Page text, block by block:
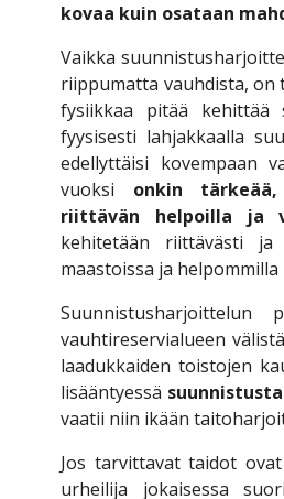
kovaa kuin osataan
Vaikka
riippumatta vauhdista, on
fysiikkaa pitää kehittää
fyysisesti lahjakkaalla
edellyttäisi kovempaan
vuoksi onkin
riittävän helpoilla ja
kehitetään riittävästi ja
maastoissa ja helpommilla
Suunnistusharjoittelun
vauhtireservialueen
laadukkaiden toistojen
lisääntyessä
vaatii niin ikään
Jos tarvittavat taidot
urheilija jokaisessa